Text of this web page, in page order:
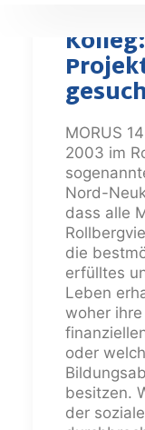
MORUS
2003 im
Nord-
dass alle
die
erfülltes
Leben
woher
oder
besitzen.
der